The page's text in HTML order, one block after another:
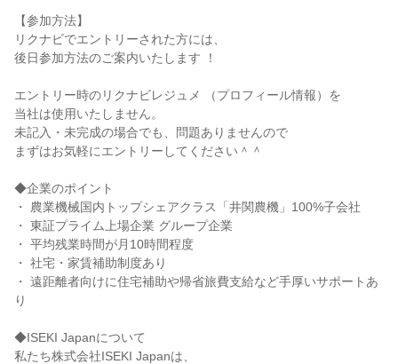
【参加方法】
リクナビでエントリーされた方には、
後日参加方法のご案内いたします ！
エントリー時のリクナビレジュメ （プロフィール情報）を
当社は使用いたしません。
未記入・未完成の場合でも、問題ありませんので
まずはお気軽にエントリーしてください＾＾
◆企業のポイント
・ 農業機械国内トップシェアクラス「井関農機」100%子会社
・ 東証プライム上場企業 グループ企業
・ 平均残業時間が月10時間程度
・ 社宅・家賃補助制度あり
・ 遠距離者向けに住宅補助や帰省旅費支給など手厚いサポートあ
り
◆ISEKI Japanについて
私たち株式会社ISEKI Japanは、